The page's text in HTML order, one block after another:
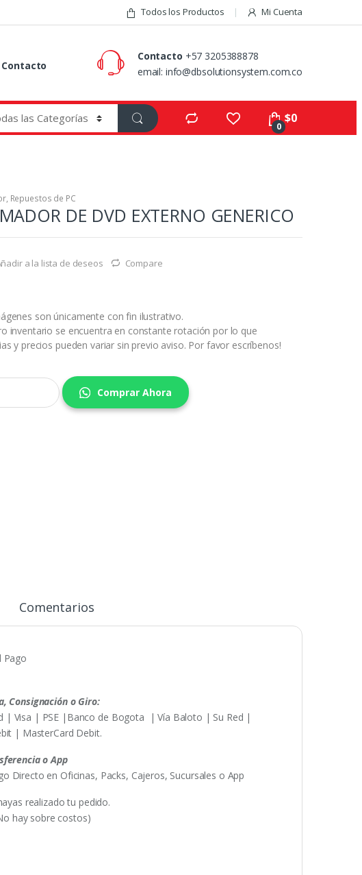
Todos los Productos Mi Cuenta
Contacto +57 3205388878
email: info@dbsolutionsystem.com.co
0
$0
, Repuestos de PC
DE DVD EXTERNO GENERICO
a la lista de deseos Compare
son únicamente con fin ilustrativo.
inventario se encuentra en constante rotación por lo que
y precios pueden variar sin previo aviso. Por favor escríbenos!
Comprar Ahora
Comentarios
Pago
Consignación o Giro:
Visa | PSE |Banco de Bogota | Vía Baloto | Su Red |
| MasterCard Debit.
o App
en Oficinas, Packs, Cajeros, Sucursales o App
realizado tu pedido.
hay sobre costos)